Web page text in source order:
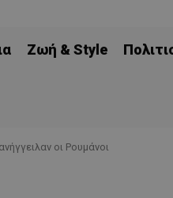
Ζωή & Style
οι Ρουμάνοι